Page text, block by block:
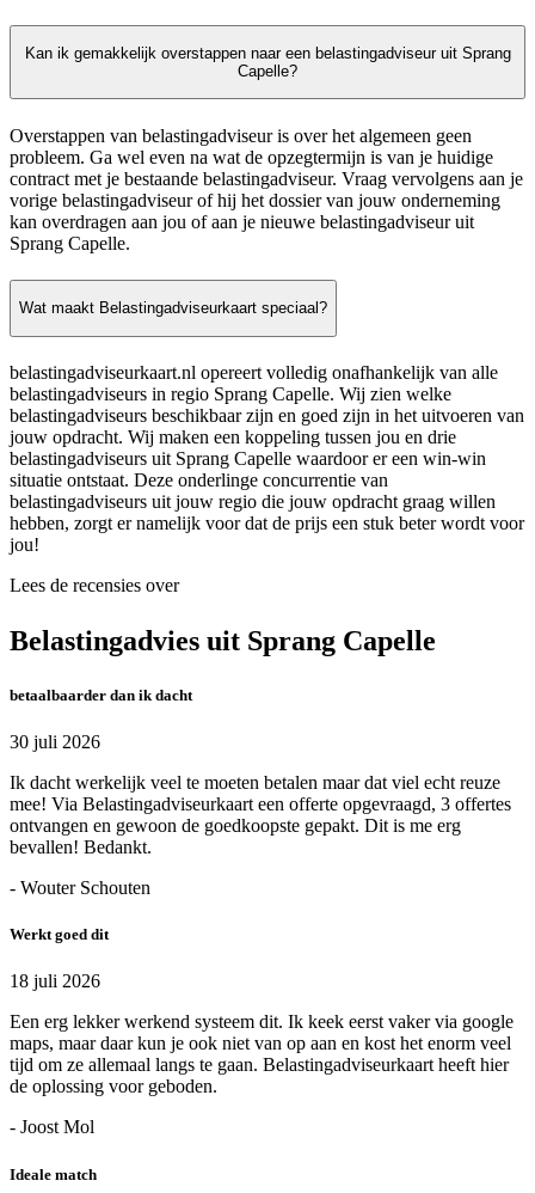
Kan ik gemakkelijk overstappen naar een belastingadviseur uit Sprang
Capelle?
Overstappen van belastingadviseur is over het algemeen geen
probleem. Ga wel even na wat de opzegtermijn is van je huidige
contract met je bestaande belastingadviseur. Vraag vervolgens aan je
vorige belastingadviseur of hij het dossier van jouw onderneming
kan overdragen aan jou of aan je nieuwe belastingadviseur uit
Sprang Capelle.
Wat maakt Belastingadviseurkaart speciaal?
belastingadviseurkaart.nl opereert volledig onafhankelijk van alle
belastingadviseurs in regio Sprang Capelle. Wij zien welke
belastingadviseurs beschikbaar zijn en goed zijn in het uitvoeren van
jouw opdracht. Wij maken een koppeling tussen jou en drie
belastingadviseurs uit Sprang Capelle waardoor er een win-win
situatie ontstaat. Deze onderlinge concurrentie van
belastingadviseurs uit jouw regio die jouw opdracht graag willen
hebben, zorgt er namelijk voor dat de prijs een stuk beter wordt voor
jou!
Lees de recensies over
Belastingadvies uit Sprang Capelle
betaalbaarder dan ik dacht
30 juli 2026
Ik dacht werkelijk veel te moeten betalen maar dat viel echt reuze
mee! Via Belastingadviseurkaart een offerte opgevraagd, 3 offertes
ontvangen en gewoon de goedkoopste gepakt. Dit is me erg
bevallen! Bedankt.
- Wouter Schouten
Werkt goed dit
18 juli 2026
Een erg lekker werkend systeem dit. Ik keek eerst vaker via google
maps, maar daar kun je ook niet van op aan en kost het enorm veel
tijd om ze allemaal langs te gaan. Belastingadviseurkaart heeft hier
de oplossing voor geboden.
- Joost Mol
Ideale match